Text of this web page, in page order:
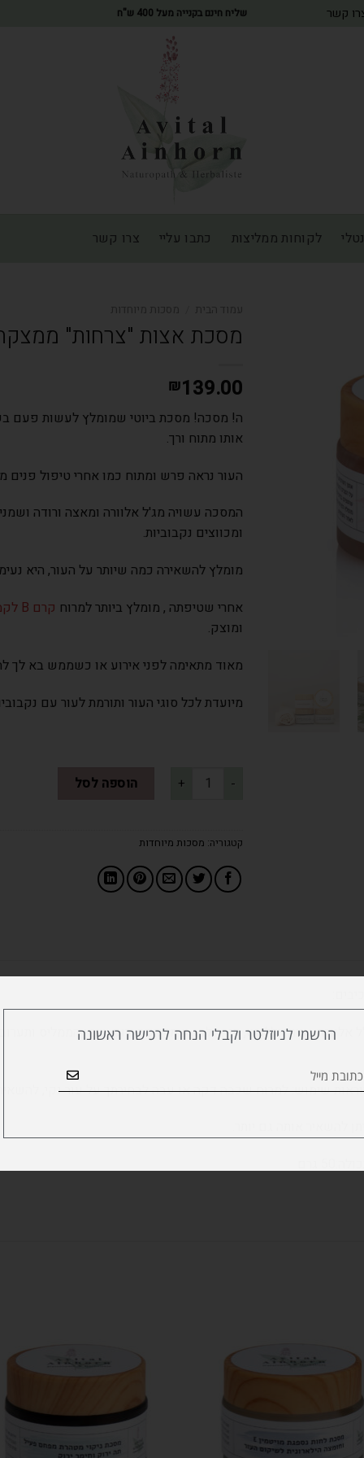
קשר שליח חינם בקנייה מעל 400 ש"ח
לקוחות ממליצות כתבו עליי צרו קשר
מסכת אצות "צרחות"
₪139.00
ה! מסכה! מסכת ביוטי שמומלץ לעשות פעם
אותו מתוח ורך.
העור נראה פרש ומתוח כמו אחרי טיפול פנים
המסכה עשויה מג'ל אלוורה ומאצה ורודה
ומכווצים נקבוביות.
מומלץ להשאירה כמה שיותר על העור, היא
אחרי שטיפתה , מומלץ ביותר למרוח קרם B לקמטי המצח
ומוצק.
מאוד מתאימה לפני אירוע או כשממש בא לך
מיועדת לכל סוגי העור ותורמת לעור עם
הוספה לסל
קטגוריה: מסכות מיוחדות
ג'ל אלוורה, אצת אלי'גנט, חימר לבן, שמן קפה ירוק, שמן הממליס
שימוש: למרוח שכבה דקה או עבה לבחירתך על עור נקי, להשאיר בין 10-20 דק'
הרשמי לניוזלטר וקבלי הנחה לרכישה ראשונה